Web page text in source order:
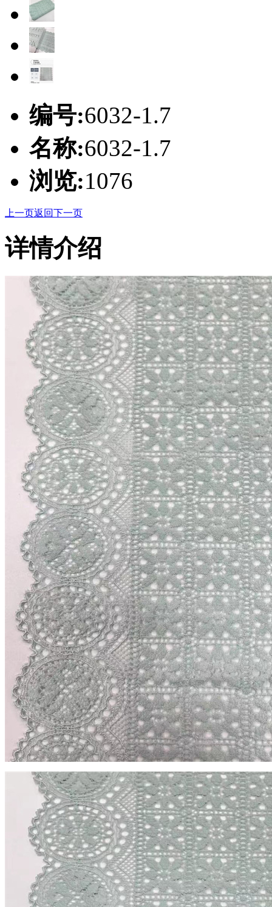
编号:6032-1.7
名称:6032-1.7
浏览:1076
上一页返回下一页
详情介绍